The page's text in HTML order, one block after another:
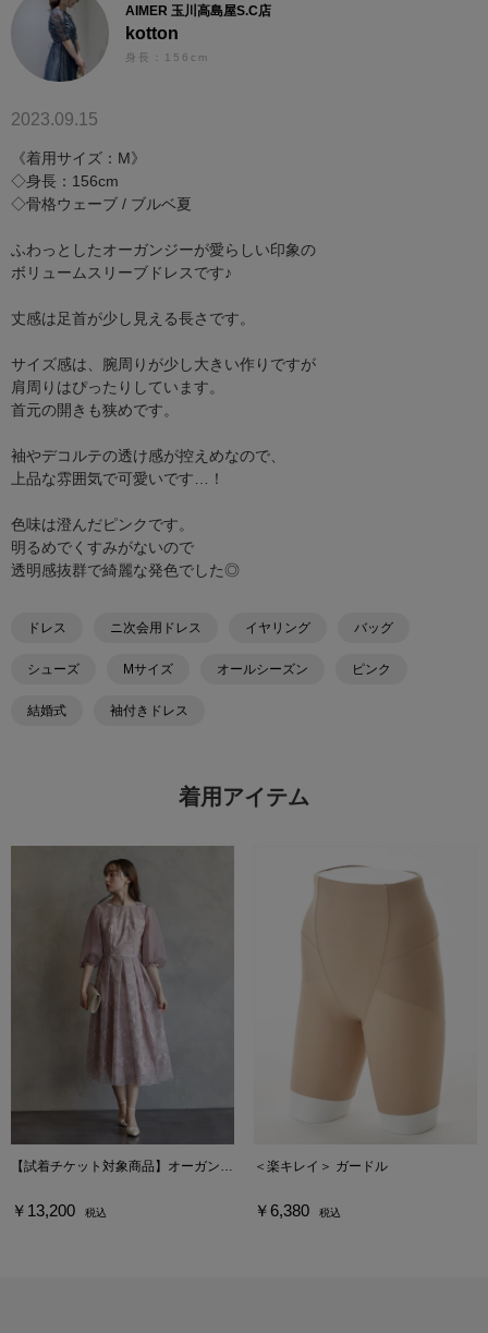
AIMER 玉川高島屋S.C店
kotton
身長：156cm
2023.09.15
《着用サイズ：M》
◇身長：156cm
◇骨格ウェーブ / ブルベ夏
ふわっとしたオーガンジーが愛らしい印象の
ボリュームスリーブドレスです♪
丈感は足首が少し見える長さです。
サイズ感は、腕周りが少し大きい作りですが
肩周りはぴったりしています。
首元の開きも狭めです。
袖やデコルテの透け感が控えめなので、
上品な雰囲気で可愛いです…！
色味は澄んだピンクです。
明るめでくすみがないので
透明感抜群で綺麗な発色でした◎
ドレス ニ次会用ドレス イヤリング バッグ
シューズ Mサイズ オールシーズン ピンク
結婚式 袖付きドレス
着用アイテム
【試着チケット対象商品】オーガンジー花柄刺繍ボリュームスリーブドレス
￥13,200 税込
＜楽キレイ＞ ガードル
￥6,380 税込